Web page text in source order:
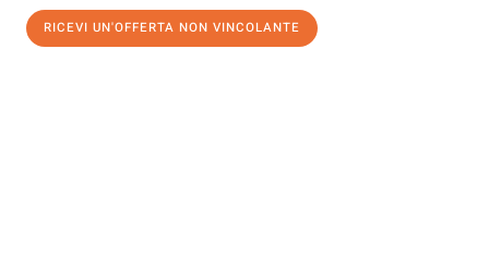
RICEVI UN'OFFERTA NON VINCOLANTE